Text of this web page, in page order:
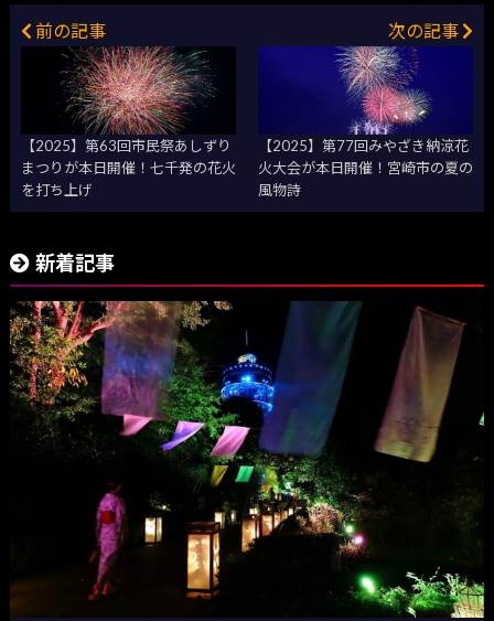
前の記事
【2025】第63回市民祭あしずり
まつりが本日開催！七千発の花火
を打ち上げ
次の記事
【2025】第77回みやざき納涼花
火大会が本日開催！宮崎市の夏の
風物詩
新着記事